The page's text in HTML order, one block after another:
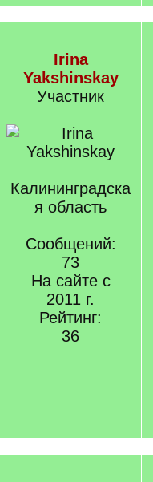
Irina
Yakshinskay
Участник
Калининградска
я область
Сообщений:
73
На сайте с
2011 г.
Рейтинг:
36